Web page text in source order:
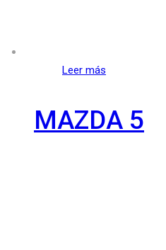
Leer más
MAZDA 5